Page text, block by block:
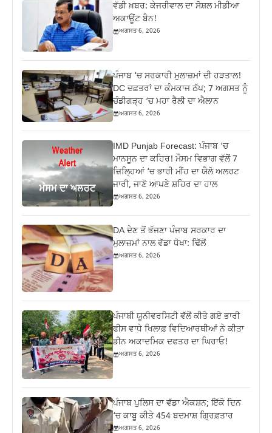
ਵੱਡੀ ਖ਼ਬਰ: ਕੇਜਰੀਵਾਲ ਦਾ ਸੋਸ਼ਲ ਮੀਡੀਆ
ਅਕਾਊਂਟ ਬੈਨ!
ਅਗਸਤ 6, 2026
ਪੰਜਾਬ ‘ਚ ਸਰਕਾਰੀ ਮੁਲਾਜ਼ਮਾਂ ਦੀ ਹੜਤਾਲ!
DC ਦਫ਼ਤਰਾਂ ਦਾ ਕੰਮਕਾਜ ਠੱਪ; 7 ਅਗਸਤ ਨੂੰ
ਚੰਡੀਗੜ੍ਹ ‘ਚ ਮਹਾ ਰੈਲੀ ਦਾ ਐਲਾਨ
ਅਗਸਤ 6, 2026
IMD Punjab Forecast: ਪੰਜਾਬ ‘ਚ
ਮਾਨਸੂਨ ਦਾ ਕਹਿਰ! ਮੌਸਮ ਵਿਭਾਗ ਵੱਲੋਂ 7
ਜ਼ਿਲ੍ਹਿਆਂ ‘ਚ ਭਾਰੀ ਮੀਂਹ ਦਾ ਯੈਲੋ ਅਲਰਟ
ਜਾਰੀ, ਜਾਣੋ ਆਪਣੇ ਸ਼ਹਿਰ ਦਾ ਹਾਲ
ਅਗਸਤ 6, 2026
DA ਦੇਣ‌ ਤੋਂ ਭੱਜਣਾ ਪੰਜਾਬ ਸਰਕਾਰ ਦਾ
ਮੁਲਾਜ਼ਮਾਂ ਨਾਲ ਵੱਡਾ ਧੋਖਾ: ਢਿੱਲੋਂ
ਅਗਸਤ 6, 2026
ਪੰਜਾਬੀ ਯੂਨੀਵਰਸਿਟੀ ਵੱਲੋਂ ਕੀਤੇ ਗਏ ਭਾਰੀ
ਫੀਸ ਵਾਧੇ ਖਿਲਾਫ਼ ਵਿਦਿਆਰਥੀਆਂ ਨੇ ਕੀਤਾ
ਡੀਨ ਅਕਾਦਮਿਕ ਦਫਤਰ ਦਾ ਘਿਰਾਓ!
ਅਗਸਤ 6, 2026
ਪੰਜਾਬ ਪੁਲਿਸ ਦਾ ਵੱਡਾ ਐਕਸ਼ਨ; ਇੱਕੋ ਦਿਨ
‘ਚ ਕਾਬੂ ਕੀਤੇ 454 ਬਦਮਾਸ਼ ਗ੍ਰਿਫ਼ਤਾਰ
ਅਗਸਤ 6, 2026